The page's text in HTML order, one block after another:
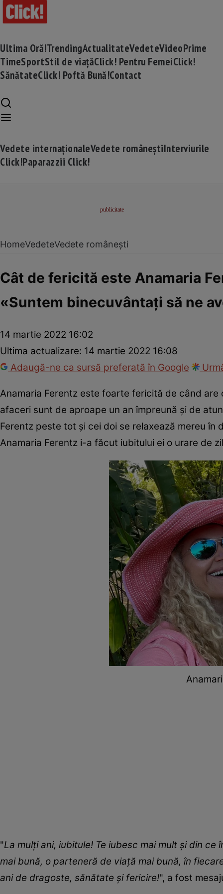
Ultima Oră!TrendingActualitateVedeteVideoPrime
TimeSportStil de viațăClick! Pentru FemeiClick!
SănătateClick! Poftă Bună!Contact
Vedete internaționaleVedete româneștiInterviurile
Click!Paparazzii Click!
HomeVedeteVedete românești
Cât de fericită este Anamaria
«Suntem binecuvântați să ne
14 martie 2022 16:02
Ultima actualizare: 14 martie 2022 16:08
Adaugă-ne ca sursă preferată în Google
Anamaria Ferentz este foarte fericită de când
afaceri sunt de aproape un an împreună și de
Ferentz peste tot și cei doi se relaxează mereu în
Anamaria Ferentz i-a făcut iubitului ei o urare de
"La mulți ani, iubitule! Te iubesc mai mult și din
mai bună, o parteneră de viață mai bună, în
ani de dragoste, sănătate și fericire!", a fost